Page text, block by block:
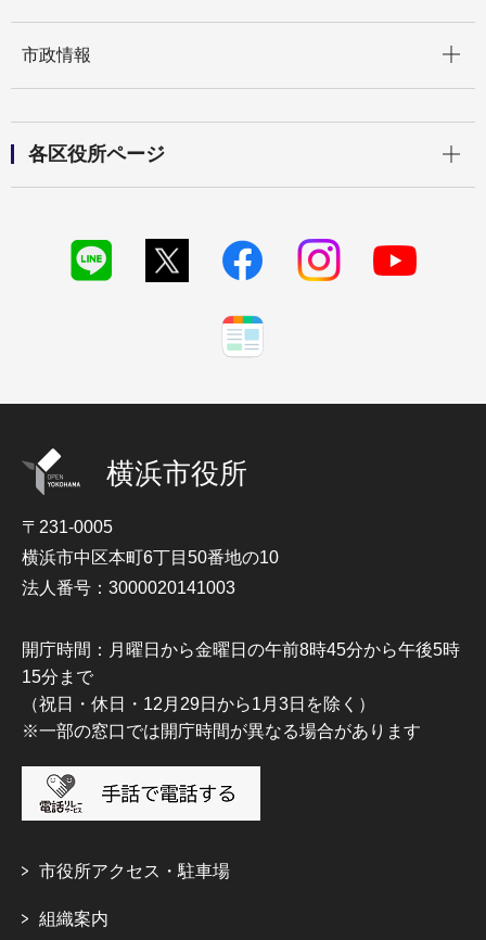
市政情報
各区役所ページ
横浜市役所
〒231-0005
横浜市中区本町6丁目50番地の10
法人番号：3000020141003
開庁時間：月曜日から金曜日の午前8時45分から午後5時
15分まで
（祝日・休日・12月29日から1月3日を除く）
※一部の窓口では開庁時間が異なる場合があります
市役所アクセス・駐車場
組織案内